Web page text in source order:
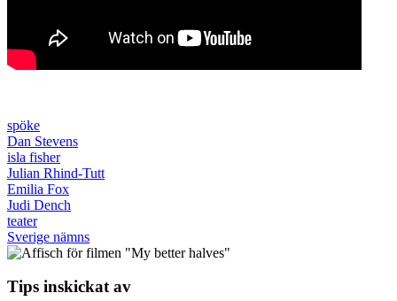
spöke
Dan Stevens
isla fisher
Julian Rhind-Tutt
Emilia Fox
Judi Dench
teater
Sverige nämns
Tips inskickat av